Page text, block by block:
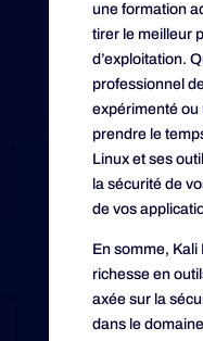
une formation
tirer le meilleur
d’exploitation.
professionnel
expérimenté ou
prendre le
Linux et ses
la sécurité de
de vos
En somme, Kali
richesse en
axée sur la
dans le